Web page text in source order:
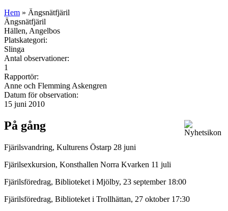
Hem » Ängsnätfjäril
Ängsnätfjäril
Hällen, Angelbos
Platskategori:
Slinga
Antal observationer:
1
Rapportör:
Anne och Flemming Askengren
Datum för observation:
15 juni 2010
På gång
Fjärilsvandring, Kulturens Östarp 28 juni
Fjärilsexkursion, Konsthallen Norra Kvarken 11 juli
Fjärilsföredrag, Biblioteket i Mjölby, 23 september 18:00
Fjärilsföredrag, Biblioteket i Trollhättan, 27 oktober 17:30